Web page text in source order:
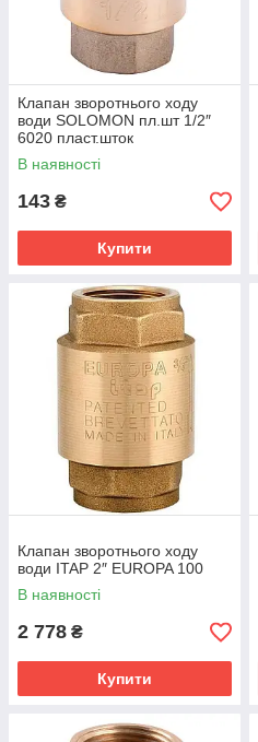
Клапан зворотнього ходу
води SOLOMON пл.шт 1/2″
6020 пласт.шток
В наявності
143 ₴
Купити
Клапан зворотнього ходу
води ITAP 2″ EUROPA 100
В наявності
2 778 ₴
Купити